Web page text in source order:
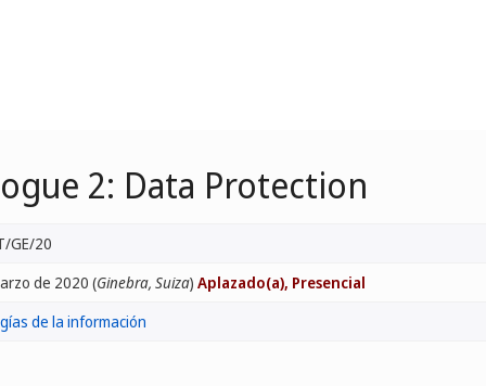
2: Data Protection
GE/20
de 2020 (Ginebra, Suiza) Aplazado(a), Presencial
de la información